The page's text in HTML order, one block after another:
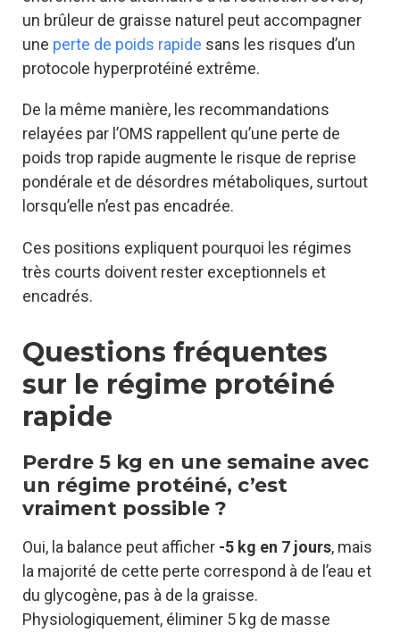
un brûleur de graisse naturel peut accompagner
une perte de poids rapide sans les risques d’un
protocole hyperprotéiné extrême.
De la même manière, les recommandations
relayées par l’OMS rappellent qu’une perte de
poids trop rapide augmente le risque de reprise
pondérale et de désordres métaboliques, surtout
lorsqu’elle n’est pas encadrée.
Ces positions expliquent pourquoi les régimes
très courts doivent rester exceptionnels et
encadrés.
Questions fréquentes
sur le régime protéiné
rapide
Perdre 5 kg en une semaine avec
un régime protéiné, c’est
vraiment possible ?
Oui, la balance peut afficher -5 kg en 7 jours, mais
la majorité de cette perte correspond à de l’eau et
du glycogène, pas à de la graisse.
Physiologiquement, éliminer 5 kg de masse